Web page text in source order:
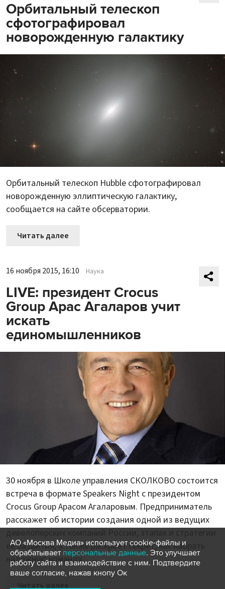
Орбитальный телескоп
сфотографировал
новорожденную галактику
Орбитальный телескоп Hubble сфотографировал
новорожденную эллиптическую галактику,
сообщается на сайте обсерватории.
Читать далее
16 ноября 2015, 16:10 Наука
LIVE: президент Crocus
Group Арас Агаларов учит
искать
единомышленников
30 ноября в Школе управления СКОЛКОВО состоится
встреча в формате Speakers Night с президентом
Crocus Group Арасом Агаларовым. Предприниматель
расскажет об истории создания одной из ведущих
ее развития, а также раскроет секрет, как набрать
надежную команду.
Читать далее
АО «Москва Медиа» использует cookie-файлы и
обрабатывает персональные данные. Это улучшает
работу сайта и взаимодействие с ним. Подтвердите
ваше согласие, нажав кнопу Ок